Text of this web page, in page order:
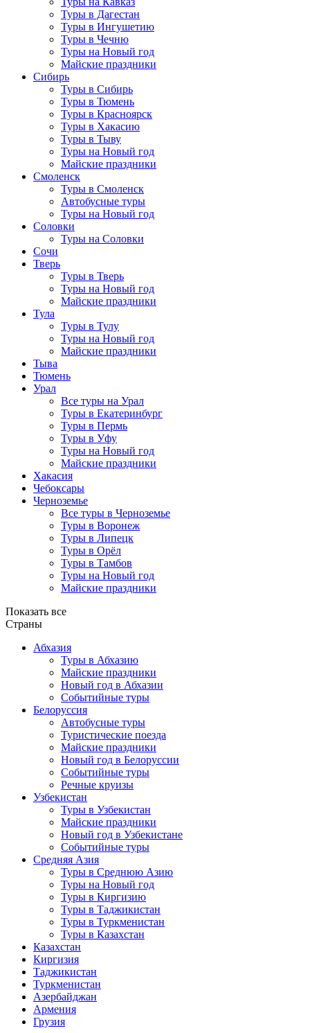
Туры в Дагестан
Туры в Ингушетию
Туры в Чечню
Туры на Новый год
Майские праздники
Сибирь
Туры в Сибирь
Туры в Тюмень
Туры в Красноярск
Туры в Хакасию
Туры в Тыву
Туры на Новый год
Майские праздники
Смоленск
Туры в Смоленск
Автобусные туры
Туры на Новый год
Соловки
Туры на Соловки
Сочи
Тверь
Туры в Тверь
Туры на Новый год
Майские праздники
Тула
Туры в Тулу
Туры на Новый год
Майские праздники
Тыва
Тюмень
Урал
Все туры на Урал
Туры в Екатеринбург
Туры в Пермь
Туры в Уфу
Туры на Новый год
Майские праздники
Хакасия
Чебоксары
Черноземье
Все туры в Черноземье
Туры в Воронеж
Туры в Липецк
Туры в Орёл
Туры в Тамбов
Туры на Новый год
Майские праздники
Показать все
Страны
Абхазия
Туры в Абхазию
Майские праздники
Новый год в Абхазии
Событийные туры
Белоруссия
Автобусные туры
Туристические поезда
Майские праздники
Новый год в Белоруссии
Событийные туры
Речные круизы
Узбекистан
Туры в Узбекистан
Майские праздники
Новый год в Узбекистане
Событийные туры
Средняя Азия
Туры в Среднюю Азию
Туры на Новый год
Туры в Киргизию
Туры в Таджикистан
Туры в Туркменистан
Туры в Казахстан
Казахстан
Киргизия
Таджикистан
Туркменистан
Азербайджан
Армения
Грузия